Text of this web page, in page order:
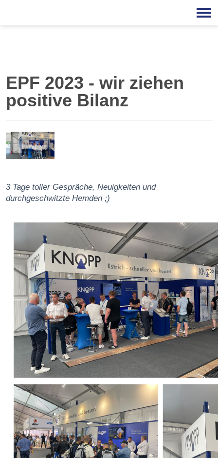
EPF 2023 - wir ziehen
positive Bilanz
3 Tage toller Gespräche, Neuigkeiten und
durchgeschwitzte Hemden ;)